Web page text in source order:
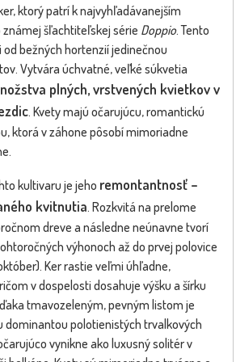
ktorý patrí k najvyhľadávanejším
šľachtiteľskej série Doppio. Tento
od bežných hortenzií jedinečnou
Vytvára úchvatné, veľké súkvetia
plných, vrstvených kvietkov v
. Kvety majú očarujúcu, romantickú
ktorá v záhone pôsobí mimoriadne
kultivaru je jeho remontantnosť –
kvitnutia. Rozkvitá na prelome
dreve a následne neúnavne tvorí
výhonoch až do prvej polovice
Ker rastie veľmi úhľadne,
v dospelosti dosahuje výšku a šírku
tmavozeleným, pevným listom je
dominantou polotienistých trvalkových
vynikne ako luxusný solitér v